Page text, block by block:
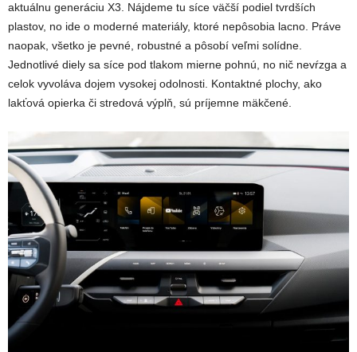
aktuálnu generáciu X3. Nájdeme tu síce väčší podiel tvrdších
plastov, no ide o moderné materiály, ktoré nepôsobia lacno. Práve
naopak, všetko je pevné, robustné a pôsobí veľmi solídne.
Jednotlivé diely sa síce pod tlakom mierne pohnú, no nič nevŕzga a
celok vyvoláva dojem vysokej odolnosti. Kontaktné plochy, ako
lakťová opierka či stredová výplň, sú príjemne mäkčené.